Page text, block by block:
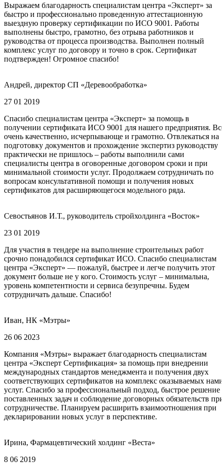
Выражаем благодарность специалистам центра «Эксперт» за
быстро и профессионально проведенную аттестационную
выездную проверку сертификации по ИСО 9001. Работы
выполнены быстро, грамотно, без отрыва работников и
руководства от процесса производства. Выполнен полный
комплекс услуг по договору и точно в срок. Сертификат
подтвержден! Огромное спасибо!
Андрей, директор СП «Деревообработка»
27 01 2019
Спасибо специалистам центра «Эксперт» за помощь в
получении сертификата ИСО 9001 для нашего предприятия.
очень качественно, исчерпывающе и грамотно. Отвлекаться на
подготовку документов и прохождение экспертиз руководству
практически не пришлось – работы выполнили сами
специалисты центра в оговоренные договором сроки и при
минимальной стоимости услуг. Продолжаем сотрудничать по
вопросам консультативной помощи и получения новых
сертификатов для расширяющегося модельного ряда.
Севостьянов И.Т., руководитель стройхолдинга «Восток»
23 01 2019
Для участия в тендере на выполнение строительных работ
срочно понадобился сертификат ИСО. Спасибо специалистам
центра «Эксперт» — пожалуй, быстрее и легче получить этот
документ больше не у кого. Стоимость услуг – минимальна,
уровень компетентности и сервиса безупречны. Будем
сотрудничать дальше. Спасибо!
Иван, НК «Мэтры»
26 06 2023
Компания «Мэтры» выражает благодарность специалистам
центра «Эксперт Сертификация» за помощь при внедрении
международных стандартов менеджмента и получения двух
соответствующих сертификатов на комплекс оказываемых
услуг. Спасибо за профессиональный подход, быстрое решение
поставленных задач и соблюдение договорных обязательств
сотрудничестве. Планируем расширить взаимоотношения при
декларировании новых услуг в перспективе.
Ирина, Фармацевтический холдинг «Веста»
8 06 2019